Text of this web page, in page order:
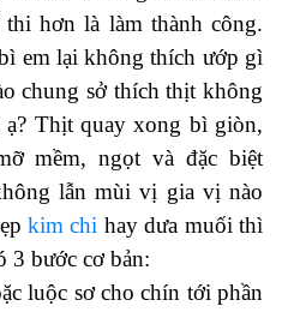
hơn là làm thành công.
em lại không thích ướp gì
chung sở thích thịt không
Thịt quay xong bì giòn,
mềm, ngọt và đặc biệt
lẫn mùi vị gia vị nào
kim chi hay dưa muối thì
3 bước cơ bản:
luộc sơ cho chín tới phần